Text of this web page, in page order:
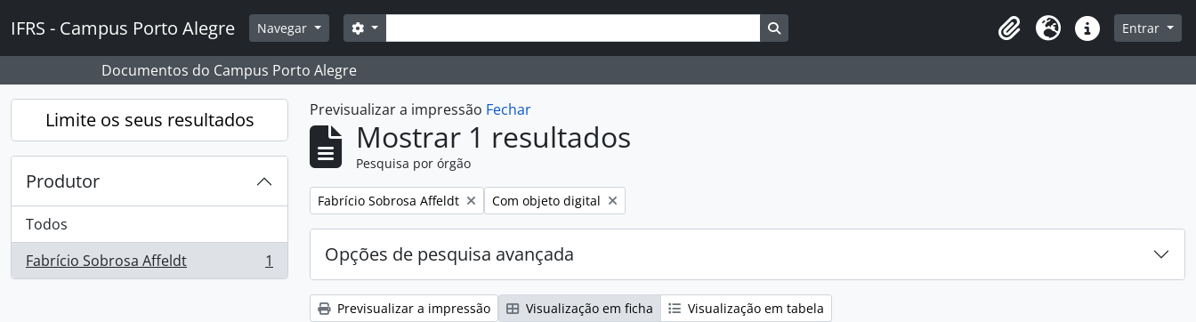
IFRS - Campus Porto Alegre Navegar Pesquisar
Opções de busca Busque na página de navegação
Idioma Ligações rápidas
Entrar
Documentos do Campus Porto Alegre
Limite os seus resultados
Produtor
Todos
Fabrício Sobrosa Affeldt
, 1 resultados 1
Previsualizar a impressão Fechar
Mostrar 1 resultados
Pesquisa por órgão
Remover filtro:
Fabrício Sobrosa Affeldt Remover filtro:
Com objeto digital
Opções de pesquisa avançada
Previsualizar a impressão Visualização em ficha
Visualização em tabela